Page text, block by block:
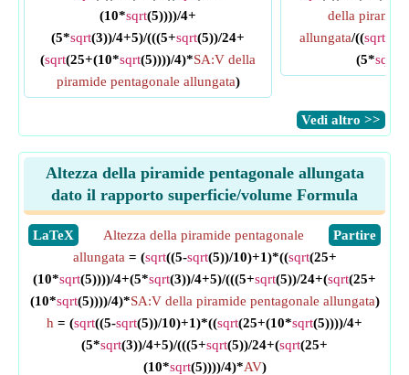
(10*sqrt(5))))/4+
(5*sqrt(3))/4+5)/(((5+sqrt(5))/24+
(sqrt(25+(10*sqrt(5))))/4)*SA:V della
piramide pentagonale allungata)
della
allungata/((sqrt
(5*sqrt
​Vedi altro >>
Altezza della piramide pentagonale allungata
dato il rapporto superficie/volume Formula
​LaTeX ​Partire
Altezza della piramide pentagonale
allungata = (sqrt((5-sqrt(5))/10)+1)*((sqrt(25+
(10*sqrt(5))))/4+(5*sqrt(3))/4+5)/(((5+sqrt(5))/24+(sqrt(25+
(10*sqrt(5))))/4)*SA:V della piramide pentagonale allungata)
h = (sqrt((5-sqrt(5))/10)+1)*((sqrt(25+(10*sqrt(5))))/4+
(5*sqrt(3))/4+5)/(((5+sqrt(5))/24+(sqrt(25+
(10*sqrt(5))))/4)*AV)